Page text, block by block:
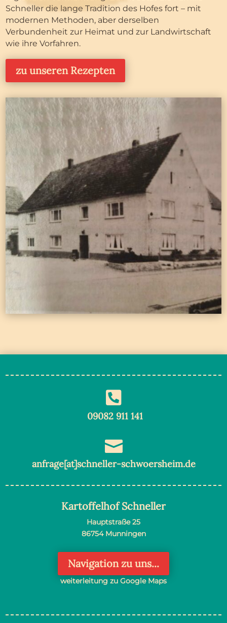
Schneller die lange Tradition des Hofes fort – mit
modernen Methoden, aber derselben
Verbundenheit zur Heimat und zur Landwirtschaft
wie ihre Vorfahren.
zu unseren Rezepten

09082 911 141

anfrage[at]schneller-schwoersheim.de
Kartoffelhof Schneller
Hauptstraße 25
86754 Munningen
Navigation zu uns...
weiterleitung zu Google Maps